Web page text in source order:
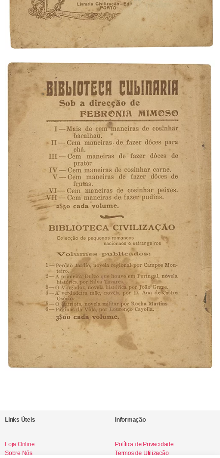
Links Úteis
Loja Online
Sobre Nós
Informação
Política de Privacidade
Termos de Utilização